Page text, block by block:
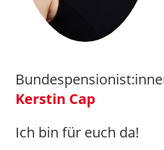
Kerstin Cap
Ich bin für euch da!